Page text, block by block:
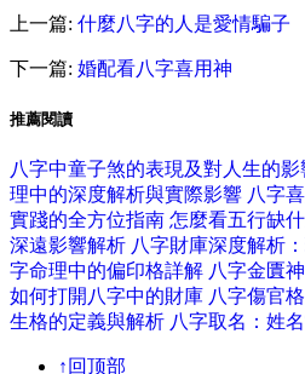
上一篇: 什麼八字的人是愛情騙子
下一篇: 婚配看八字喜用神
推薦閱讀
八字中童子煞的表現及對人生的影
理中的深度解析與實際影響 八字
實踐的全方位指南 怎麼看五行缺
深遠影響解析 八字財庫深度解析
字命理中的偏印格詳解 八字金匱
如何打開八字中的財庫 八字傷官
生格的定義與解析 八字取名：姓
↑回顶部